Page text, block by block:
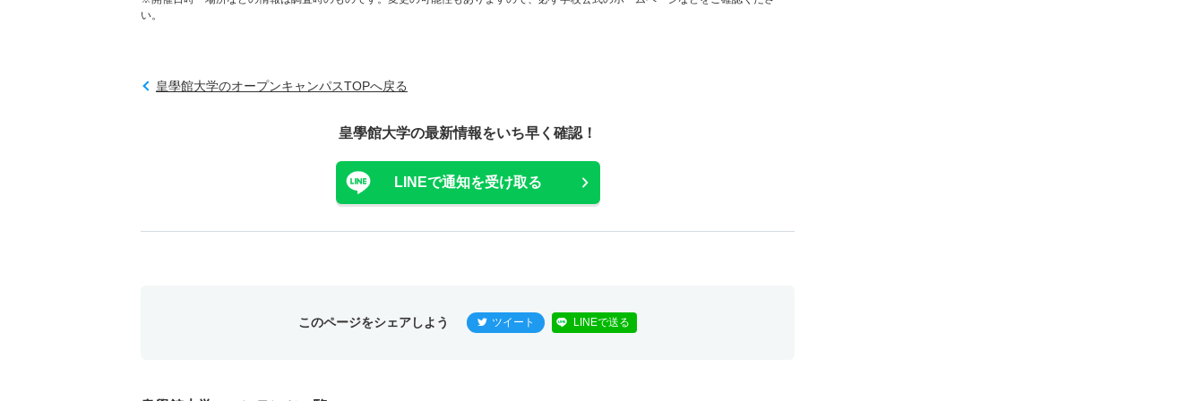
い。
皇學館大学のオープンキャンパスTOPへ戻る
皇學館大学の最新情報をいち早く確認！
LINEで通知を受け取る
このページをシェアしよう ツイート LINEで送る